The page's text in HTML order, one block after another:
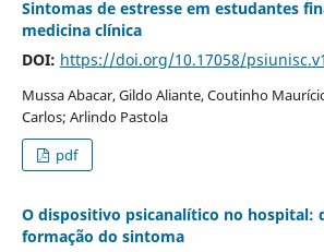
Sintomas de estresse em estudantes
medicina clínica
DOI: https://doi.org/10.17058/
Mussa Abacar, Gildo Aliante, Coutinho
Carlos; Arlindo Pastola
pdf
O dispositivo psicanalítico no hospital:
formação do sintoma